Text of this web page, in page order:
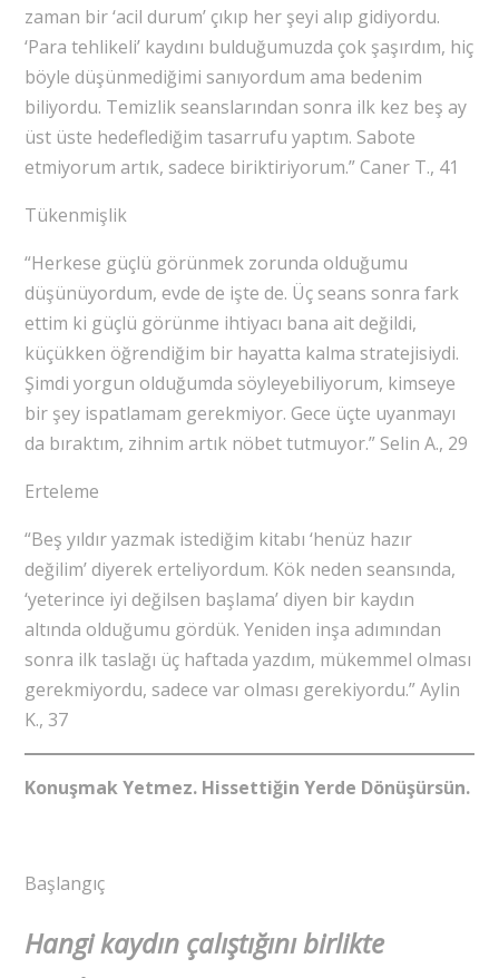
zaman bir ‘acil durum’ çıkıp her şeyi alıp gidiyordu.
‘Para tehlikeli’ kaydını bulduğumuzda çok şaşırdım, hiç
böyle düşünmediğimi sanıyordum ama bedenim
biliyordu. Temizlik seanslarından sonra ilk kez beş ay
üst üste hedeflediğim tasarrufu yaptım. Sabote
etmiyorum artık, sadece biriktiriyorum.” Caner T., 41
Tükenmişlik
“Herkese güçlü görünmek zorunda olduğumu
düşünüyordum, evde de işte de. Üç seans sonra fark
ettim ki güçlü görünme ihtiyacı bana ait değildi,
küçükken öğrendiğim bir hayatta kalma stratejisiydi.
Şimdi yorgun olduğumda söyleyebiliyorum, kimseye
bir şey ispatlamam gerekmiyor. Gece üçte uyanmayı
da bıraktım, zihnim artık nöbet tutmuyor.” Selin A., 29
Erteleme
“Beş yıldır yazmak istediğim kitabı ‘henüz hazır
değilim’ diyerek erteliyordum. Kök neden seansında,
‘yeterince iyi değilsen başlama’ diyen bir kaydın
altında olduğumu gördük. Yeniden inşa adımından
sonra ilk taslağı üç haftada yazdım, mükemmel olması
gerekmiyordu, sadece var olması gerekiyordu.” Aylin
K., 37
Konuşmak Yetmez. Hissettiğin Yerde Dönüşürsün.
Başlangıç
Hangi kaydın çalıştığını birlikte